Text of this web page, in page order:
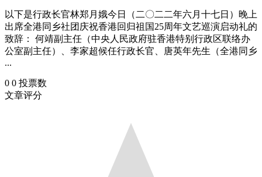
以下是行政长官林郑月娥今日（二〇二二年六月十七日）晚上
出席全港同乡社团庆祝香港回归祖国25周年文艺巡演启动礼的
致辞： 何靖副主任（中央人民政府驻香港特别行政区联络办
公室副主任）、李家超候任行政长官、唐英年先生（全港同乡
...
0 0 投票数
文章评分